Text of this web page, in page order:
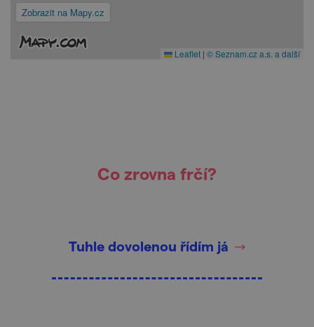
Zobrazit na Mapy.cz
Leaflet | © Seznam.cz a.s. a další
Co zrovna frčí?
Tuhle dovolenou řídím já